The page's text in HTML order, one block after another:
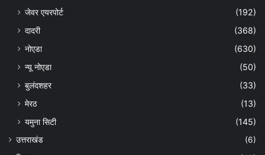
जेवर एयरपोर्ट
(192)
दादरी
(368)
नोएडा
(630)
न्यू नोएडा
(50)
बुलंदशहर
(33)
मेरठ
(13)
यमुना सिटी
(145)
उत्तराखंड
(6)